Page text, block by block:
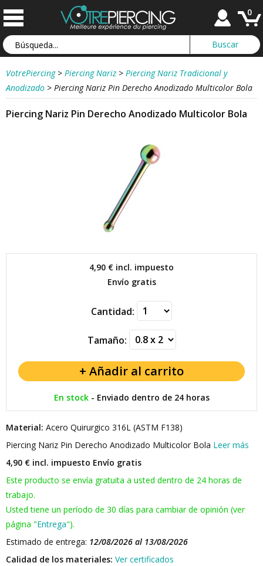
0
VotrePiercing > Piercing Nariz > Piercing Nariz Tradicional y
Anodizado > Piercing Nariz Pin Derecho Anodizado Multicolor Bola
Piercing Nariz Pin Derecho Anodizado Multicolor Bola
4,90 € incl. impuesto
Envío gratis
Cantidad:
Tamaño:
En stock- Enviado dentro de 24 horas
Material: Acero Quirurgico 316L (ASTM F138)
Piercing Nariz Pin Derecho Anodizado Multicolor Bola Leer más
4,90 € incl. impuesto Envío gratis
Este producto se envía gratuita a usted dentro de 24 horas de
trabajo.
Usted tiene un período de 30 días para cambiar de opinión (ver
página "Entrega").
Estimado de entrega: 12/08/2026 al 13/08/2026
Calidad de los materiales: Ver certificados